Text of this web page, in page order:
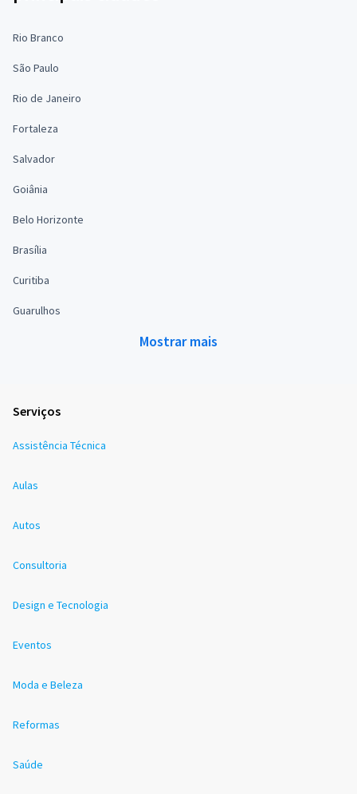
Rio Branco
São Paulo
Rio de Janeiro
Fortaleza
Salvador
Goiânia
Belo Horizonte
Brasília
Curitiba
Guarulhos
Mostrar mais
Serviços
Assistência Técnica
Aulas
Autos
Consultoria
Design e Tecnologia
Eventos
Moda e Beleza
Reformas
Saúde